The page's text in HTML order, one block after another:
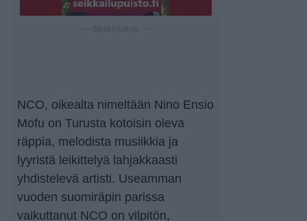
NCO, oikealta nimeltään Nino Ensio
Mofu on Turusta kotoisin oleva
räppia, melodista musiikkia ja
lyyristä leikittelyä lahjakkaasti
yhdistelevä artisti. Useamman
vuoden suomiräpin parissa
vaikuttanut NCO on vilpitön,